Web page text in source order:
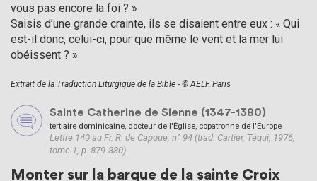
vous pas encore la foi ? »
Saisis d’une grande crainte, ils se disaient entre eux : « Qui
est-il donc, celui-ci, pour que même le vent et la mer lui
obéissent ? »
Extrait de la Traduction Liturgique de la Bible - © AELF, Paris
Sainte Catherine de Sienne (1347-1380)
tertiaire dominicaine, docteur de l'Église, copatronne de l'Europe
Lettre 140 au Fr. R. de Capoue, n° 94 (trad. Cartier, Téqui, 1976,
tome 1, p. 879-880)
Monter sur la barque de la sainte Croix